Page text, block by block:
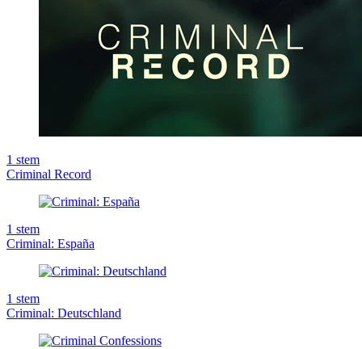
1 stem
Criminal Record
1 stem
Criminal: España
1 stem
Criminal: Deutschland